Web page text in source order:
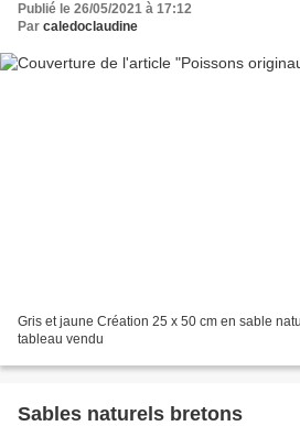
Publié le 26/05/2021 à 17:12
Par caledoclaudine
Gris et jaune Création 25 x 50 cm en sable
tableau vendu
Sables naturels bretons